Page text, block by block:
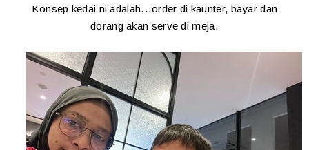
Konsep kedai ni adalah...order di kaunter, bayar dan
dorang akan serve di meja.